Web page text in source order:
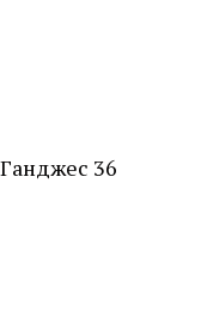
36